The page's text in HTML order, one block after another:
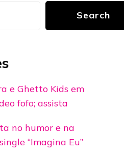
Search
e Ghetto Kids em
fofo; assista
no humor e na
“Imagina Eu”